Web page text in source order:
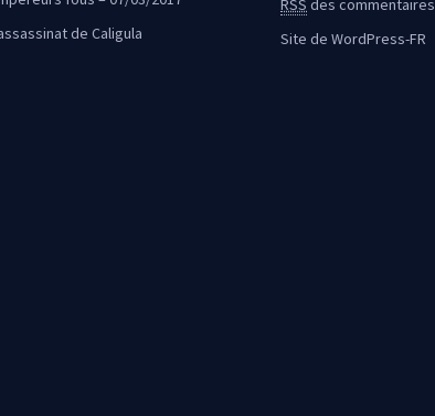
de Caligula
RSS des commentaires
Site de WordPress-FR